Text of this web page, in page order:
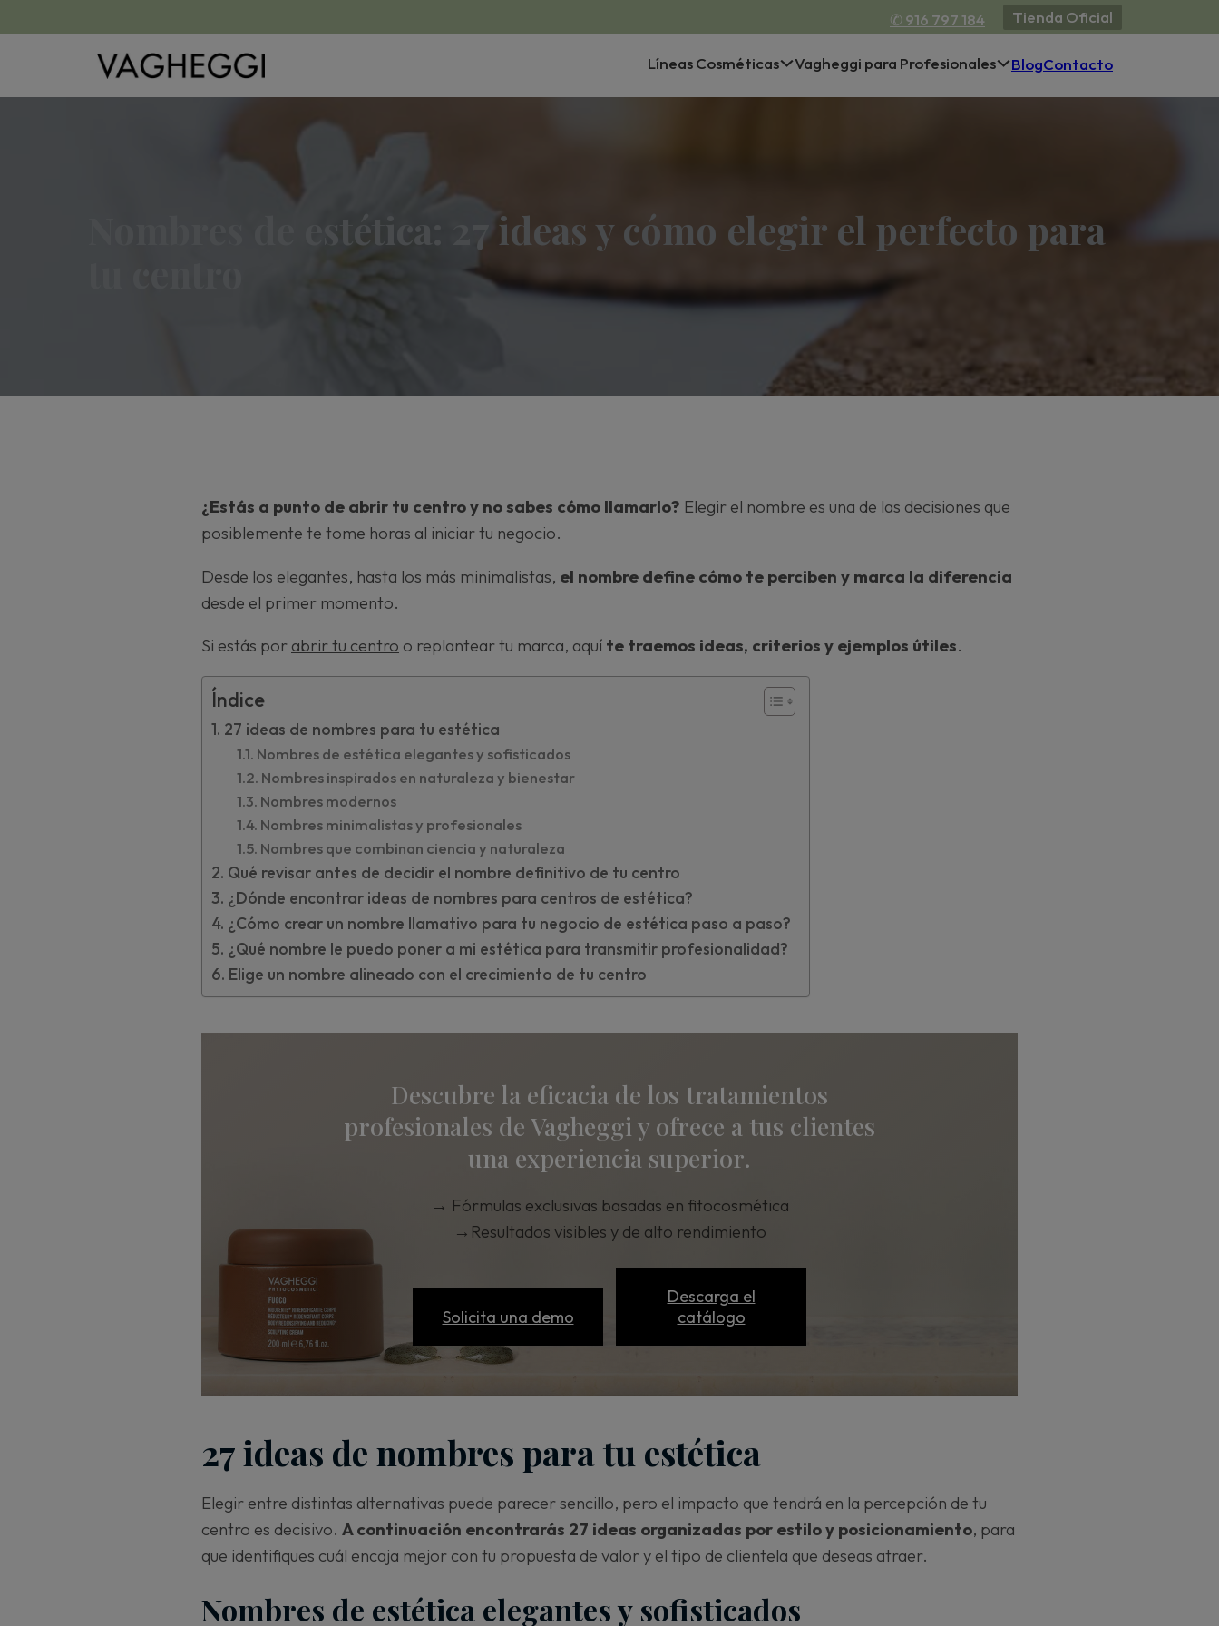
✆ 916 797 184 Tienda Oficial
Líneas Cosméticas Vagheggi para Profesionales BlogContacto
Nombres de estética: 27 ideas y cómo elegir el perfecto para
¿Estás a punto de abrir tu centro y no sabes cómo llamarlo? Elegir el nombre es una de las decisiones que
posiblemente te tome horas al iniciar tu negocio.
Desde los elegantes, hasta los más minimalistas, el nombre define cómo te perciben y marca la diferencia
desde el primer momento.
Si estás por abrir tu centro o replantear tu marca, aquí te traemos ideas, criterios y ejemplos útiles.
Índice
27 ideas de nombres para tu estética
Nombres de estética elegantes y sofisticados
Nombres inspirados en naturaleza y bienestar
Nombres modernos
Nombres minimalistas y profesionales
Nombres que combinan ciencia y naturaleza
Qué revisar antes de decidir el nombre definitivo de tu centro
¿Dónde encontrar ideas de nombres para centros de estética?
¿Cómo crear un nombre llamativo para tu negocio de estética paso a paso?
¿Qué nombre le puedo poner a mi estética para transmitir profesionalidad?
Elige un nombre alineado con el crecimiento de tu centro
Descubre la eficacia de los tratamientos
profesionales de Vagheggi y ofrece a tus clientes
una experiencia superior.
→ Fórmulas exclusivas basadas en fitocosmética
→ Resultados visibles y de alto rendimiento
Solicita una demo
Descarga el
catálogo
27 ideas de nombres para tu estética
Elegir entre distintas alternativas puede parecer sencillo, pero el impacto que tendrá en la percepción de tu
centro es decisivo. A continuación encontrarás 27 ideas organizadas por estilo y posicionamiento, para
que identifiques cuál encaja mejor con tu propuesta de valor y el tipo de clientela que deseas atraer.
Nombres de estética elegantes y sofisticados